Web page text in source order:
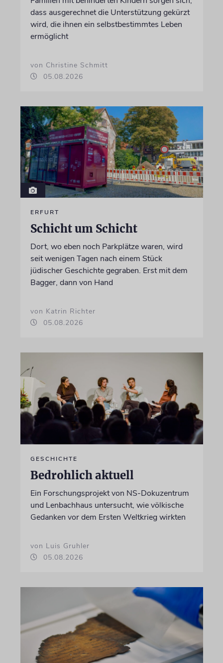
dass ausgerechnet die Unterstützung gekürzt
wird, die ihnen ein selbstbestimmtes Leben
ermöglicht
von Christine Schmitt
05.08.2026
ERFURT
Schicht um Schicht
Dort, wo eben noch Parkplätze waren, wird
seit wenigen Tagen nach einem Stück
jüdischer Geschichte gegraben. Erst mit dem
Bagger, dann von Hand
von Katrin Richter
05.08.2026
GESCHICHTE
Bedrohlich aktuell
Ein Forschungsprojekt von NS-Dokuzentrum
und Lenbachhaus untersucht, wie völkische
Gedanken vor dem Ersten Weltkrieg wirkten
von Luis Gruhler
05.08.2026